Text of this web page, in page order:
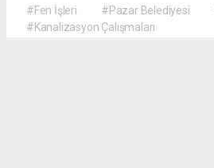
#Fen İşleri #Pazar Belediyesi
#Kanalizasyon Çalışmaları